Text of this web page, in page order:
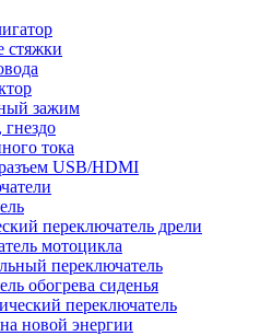
стяжки
зажим
тока
USB/HDMI
переключатель дрели
мотоцикла
переключатель
обогрева сиденья
переключатель
новой энергии